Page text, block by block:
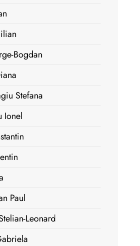
Bogdan
Stefana
Ionel
Paul
Leonard